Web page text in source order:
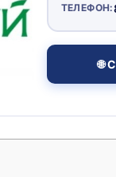
ТЕЛЕФОН:
🌐